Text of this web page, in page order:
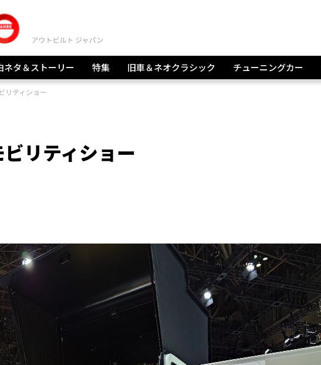
ネタ＆ストーリー 特集 旧車＆ネオクラシック チューニングカー
リティショー
リティショー